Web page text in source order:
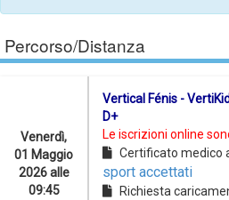
Percorso/Distanza
Venerdì,
01 Maggio
2026 alle
09:45
Vertical Fénis -
D+
Le iscrizioni online
Certificato medico
sport accettati
Richiesta